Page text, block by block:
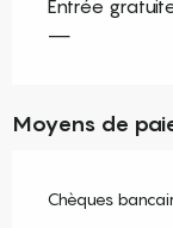
Entrée
—
Moyens de
Chèques